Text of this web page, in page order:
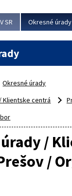
SR Okresné úrady
Okresné úrady
Klientske centrá
/
/